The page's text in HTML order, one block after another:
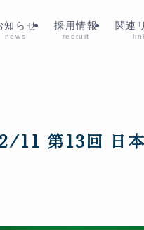
知らせ
news
採用情報
recruit
関連
第13回 日本